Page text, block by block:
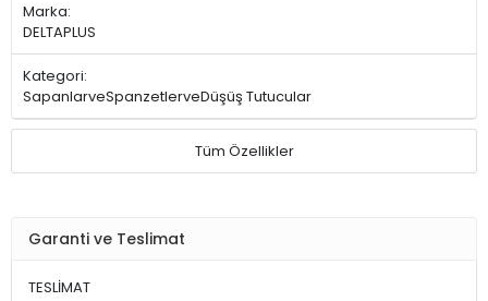
Marka:
DELTAPLUS
Kategori:
SapanlarveSpanzetlerveDüşüş Tutucular
Tüm Özellikler
Garanti ve Teslimat
TESLİMAT